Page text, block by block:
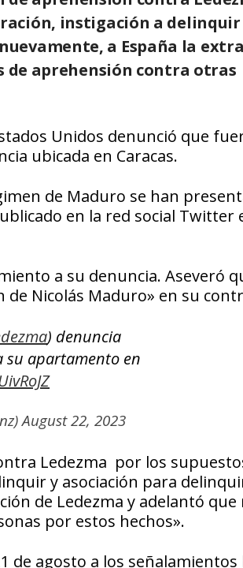
instigación a delinquir
a España la
de aprehensión contra otras
Unidos denunció que
ubicada en Caracas.
de Maduro se han
en la red social Twitter
a su denuncia. Aseveró
Nicolás Maduro» en su
) denuncia
apartamento en
August 22, 2023
Ledezma por los
y asociación para
de Ledezma y adelantó que
por estos hechos».
de agosto a los señalamientos